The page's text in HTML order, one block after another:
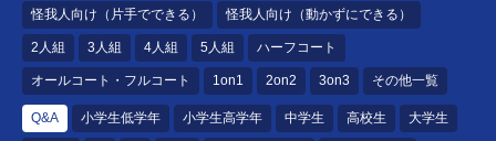
怪我人向け（片手でできる） 怪我人向け（動かずにできる）
2人組 3人組 4人組 5人組 ハーフコート
オールコート・フルコート 1on1 2on2 3on3 その他一覧
Q&A 小学生低学年 小学生高学年 中学生 高校生 大学生